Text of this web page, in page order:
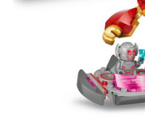
遊戲及拼圖系列
益智學習玩具
LeapFrog跳跳蛙